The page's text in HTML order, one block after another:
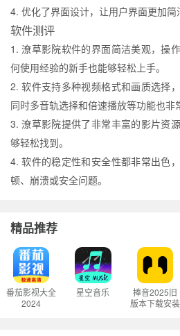
4. 优化了界面设计，让用户界面更加简
软件测评
1. 潦草影院软件的界面简洁美观，操
何使用经验的新手也能够轻松上手。
2. 软件支持多种视频格式和画质选择
同时多音轨选择和倍速播放等功能也非
3. 潦草影院提供了非常丰富的影片资
够轻松找到。
4. 软件的稳定性和安全性都非常出色
顿、崩溃或安全问题。
精品推荐
番茄影视大全
2024
星空音乐
捧音2025旧
版本下载安装